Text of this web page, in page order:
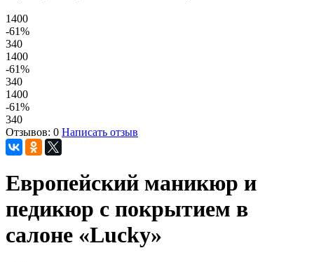
1400
-61%
340
1400
-61%
340
1400
-61%
340
Отзывов: 0 Написать отзыв
Европейский маникюр и
педикюр с покрытием в
салоне «Lucky»